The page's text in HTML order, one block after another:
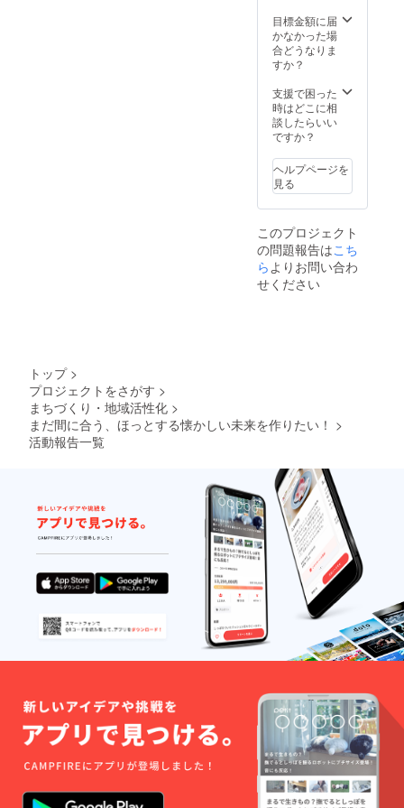
conducted restorations. It
took 2 days to restore "the
landscape of rock walls",
with everyone, including all
enjoying getting the knack
for masonry as well as
focusing on the project. The
owner of the wall exclaimed
"Today, our ancestors are
smiling down on us!" Some
stone wall right away too!"
We were happy that for the
first time in 20 years,
masonry techniques were
バッ
ク。 サ
ポー
ター会
券は、
なつか
しい未
来作り
ポー
ターさ
めと、
サポー
ターさ
ん同士
の交流
です。
ターさ
ん同士
の交流
です。
くださ
い。 サ
ポー
券は、
なつか
しい未
来作り
ポー
ターさ
んのご
意見を
めと、
サポー
ターさ
ん同士
の交流
来作り
にサ
ポー
ターさ
意見を
頂くた
めと、
サポー
ん同士
の交流
のため
のもの
目標金額に届
かなかった場
合どうなりま
すか？
支援で困った
時はどこに相
談したらいい
ですか？
ヘルプページを
見る
このプロジェクト
の問題報告はこち
ら よりお問い合わ
せください
トップ >
プロジェクトをさがす >
まちづくり・地域活性化 >
まだ間に合う、ほっとする懐かしい未来を作りたい！ >
活動報告一覧